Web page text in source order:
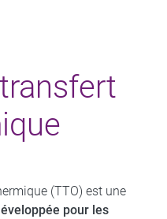
(TTO) est une
pour les